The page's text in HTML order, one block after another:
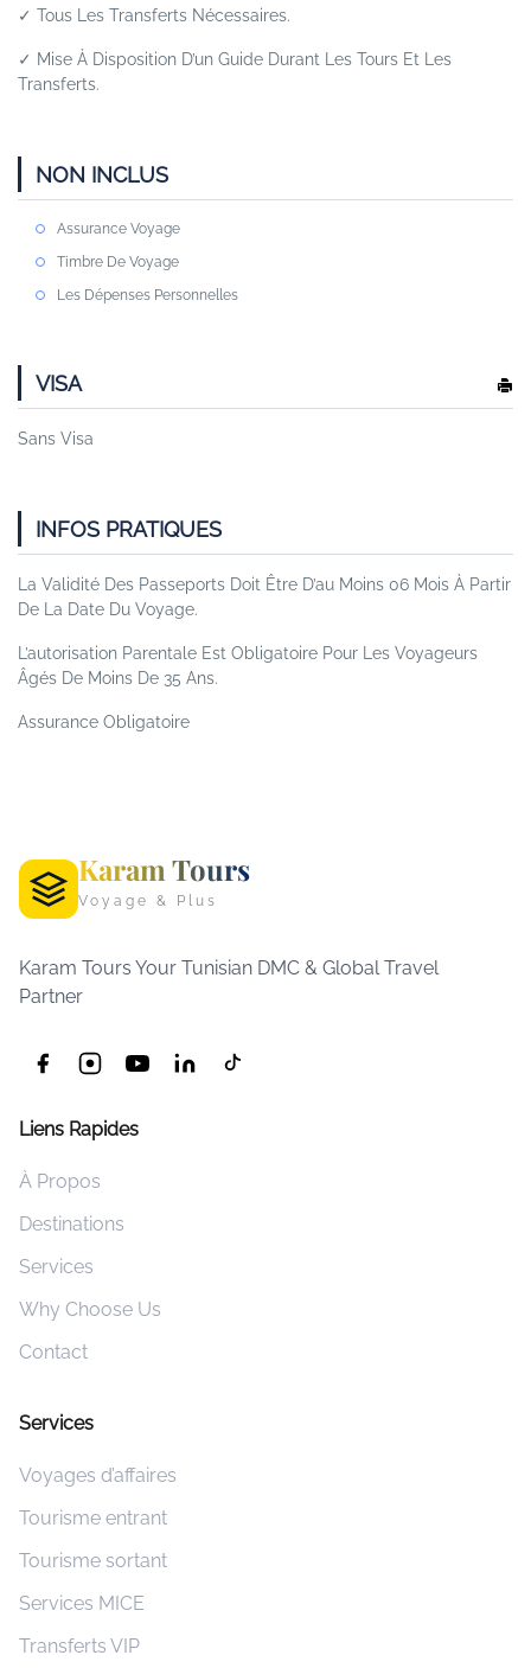
✓ Tous Les Transferts Nécessaires.
✓ Mise À Disposition D’un Guide Durant Les Tours Et Les
Transferts.
NON INCLUS
Assurance Voyage
Timbre De Voyage
Les Dépenses Personnelles
VISA
Sans Visa
INFOS PRATIQUES
La Validité Des Passeports Doit Être D’au Moins 06 Mois À Partir
De La Date Du Voyage.
L’autorisation Parentale Est Obligatoire Pour Les Voyageurs
Âgés De Moins De 35 Ans.
Assurance Obligatoire
Karam Tours
Voyage & Plus
Karam Tours Your Tunisian DMC & Global Travel
Partner
Liens Rapides
À Propos
Destinations
Services
Why Choose Us
Contact
Services
Voyages d’affaires
Tourisme entrant
Tourisme sortant
Services MICE
Transferts VIP